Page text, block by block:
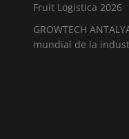
Fruit Logistica 2026
GROWTECH
mundial de la